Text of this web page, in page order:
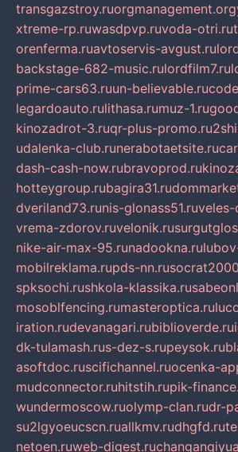
transgazstroy.ruorgmanagement.org
xtreme-rp.ruwasdpvp.ruvoda-otri.ru
orenferma.ruavtoservis-avgust.ru
backstage-682-music.rulordfilm7.ru
prime-cars63.ruun-believable.ru
legardoauto.rulithasa.rumuz-1.ru
kinozadrot-3.ruqr-plus-promo.ru
udalenka-club.runerabotaetsite.ru
dash-cash-now.rubravoprod.ru
hotteygroup.rubagira31.ru
dveriland73.runis-glonass51.ruveles-
vrema-zdorov.ruvelonik.ru
nike-air-max-95.runadookna.ru
mobilreklama.rupds-nn.ru
spksochi.rushkola-klassika.ru
mosoblfencing.rumasteroptica.ru
iration.rudevanagari.rubiblioverde.ru
dk-tulamash.rus-dez-s.rupeysok.ru
asoftdoc.ruscifichannel.ruocenka-
mudconnector.ruhitstih.rupik-
wundermoscow.ruolymp-clan.rudr-
su2lgyoeucscn.ruallkmv.rudhgfd.ru
netoen.ruweb-digest.ru